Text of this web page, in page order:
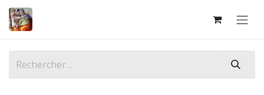
Se rendre au contenu